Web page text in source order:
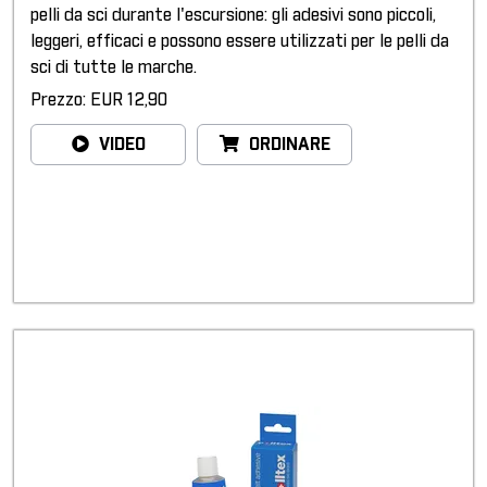
pelli da sci durante l'escursione: gli adesivi sono piccoli,
leggeri, efficaci e possono essere utilizzati per le pelli da
sci di tutte le marche.
Prezzo: EUR 12,90
VIDEO ORDINARE